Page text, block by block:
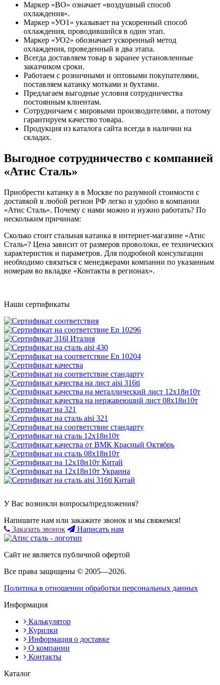
Маркер «ВО» означает «воздушный способ
охлаждения».
Маркер «УО1» указывает на ускоренный способ
охлаждения, проводившийся в один этап.
Маркер «УО2» обозначает ускоренный метод
охлаждения, проведенный в два этапа.
Всегда доставляем товар в заранее установленные
заказчиком сроки.
Работаем с розничными и оптовыми покупателями,
поставляем катанку мотками и бухтами.
Предлагаем выгодные условия сотрудничества
постоянным клиентам.
Сотрудничаем с мировыми производителями, а потому
гарантируем качество товара.
Продукция из каталога сайта всегда в наличии на
складах.
Выгодное сотрудничество с компанией
«Атис Сталь»
Приобрести катанку в в Москве по разумной стоимости с
доставкой в любой регион РФ легко и удобно в компании
«Атис Сталь». Почему с нами можно и нужно работать? По
нескольким причинам:
Сколько стоит стальная катанка в интернет-магазине «Атис
Сталь»? Цена зависит от размеров проволоки, ее технических
характеристик и параметров. Для подробной консультации
необходимо связаться с менеджерами компании по указанным
номерам во вкладке «Контакты в регионах».
Наши сертификаты
У Вас возникли вопросы/предложения?
Напишите нам или закажите звонок и мы свяжемся!
Заказать звонок
Написать нам
Сайт не является публичной офертой
Все права защищены © 2005—2026.
Политика в отношении обработки персональных данных
Информация
Калькулятор
Курилки
Информация о доставке
О компании
Контакты
Каталог